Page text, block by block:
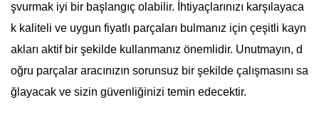
şvurmak iyi bir başlangıç olabilir. İhtiyaçlarınızı karşılayaca
k kaliteli ve uygun fiyatlı parçaları bulmanız için çeşitli kayn
akları aktif bir şekilde kullanmanız önemlidir. Unutmayın, d
oğru parçalar aracınızın sorunsuz bir şekilde çalışmasını sa
ğlayacak ve sizin güvenliğinizi temin edecektir.